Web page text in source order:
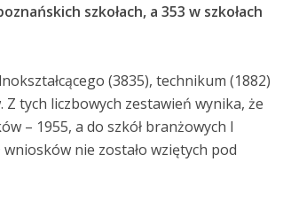
szkołach, a 353 w szkołach
(3835), technikum (1882)
tych liczbowych zestawień wynika, że
– 1955, a do szkół branżowych I
nie zostało wziętych pod